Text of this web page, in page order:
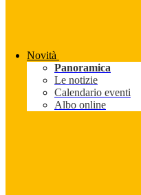
Novità
Panoramica
Le notizie
Calendario eventi
Albo online